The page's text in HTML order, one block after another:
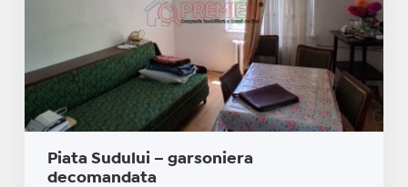
Piata Sudului – garsoniera
decomandata